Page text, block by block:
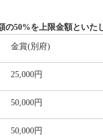
50%を上限金額といた
金賞(別府)
25,000円
50,000円
50,000円